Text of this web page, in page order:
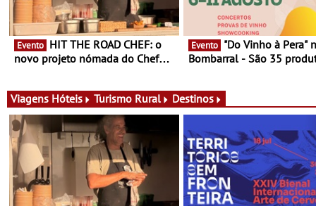
Evento
novo projeto nómada do Chef
que percorre Portugal
Evento
Bombarral - São 35
Viagens Hóteis Turismo Rural Destinos